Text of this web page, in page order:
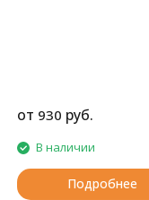
от 930 руб.
В наличии
Подробнее